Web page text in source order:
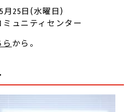
25日(水曜日)
ュニティセンター
ら から。